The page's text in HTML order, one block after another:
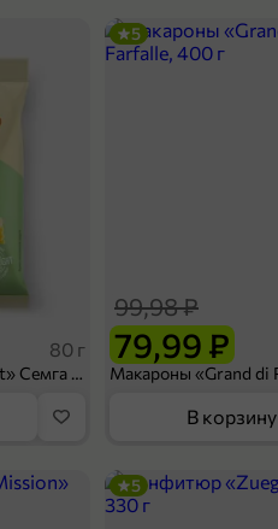
₽
80 г
Сухарики «Кириешки Light» Семга с сыром, 80 г
79,99 ₽
99,98 ₽
5
В корзину
5